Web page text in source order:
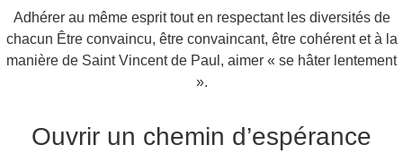
Adhérer au même esprit tout en respectant les diversités de
chacun Être convaincu, être convaincant, être cohérent et à la
manière de Saint Vincent de Paul, aimer « se hâter lentement
».
Ouvrir un chemin d’espérance